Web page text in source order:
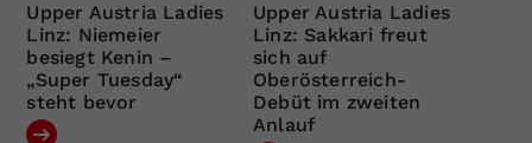
Upper Austria Ladies
Linz: Niemeier
besiegt Kenin –
„Super Tuesday“
steht bevor
Upper Austria Ladies
Linz: Sakkari freut
sich auf
Oberösterreich-
Debüt im zweiten
Anlauf